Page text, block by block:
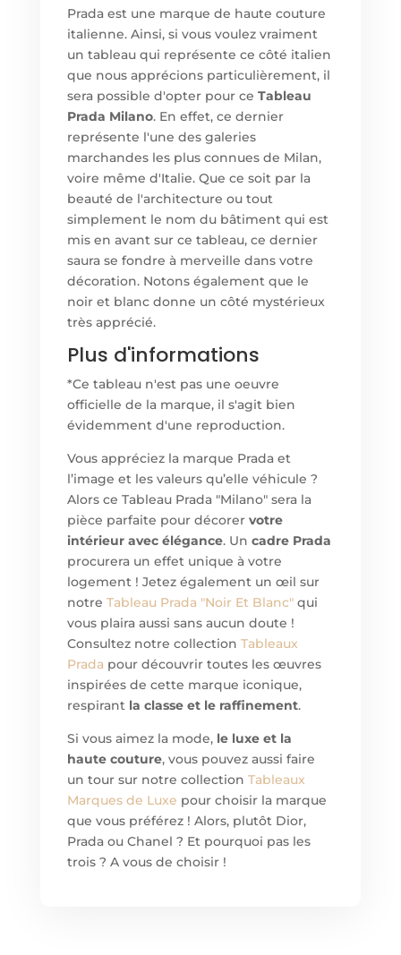
Prada est une marque de haute couture
italienne. Ainsi, si vous voulez vraiment
un tableau qui représente ce côté italien
que nous apprécions particulièrement, il
sera possible d'opter pour ce Tableau
Prada Milano. En effet, ce dernier
représente l'une des galeries
marchandes les plus connues de Milan,
voire même d'Italie. Que ce soit par la
beauté de l'architecture ou tout
simplement le nom du bâtiment qui est
mis en avant sur ce tableau, ce dernier
saura se fondre à merveille dans votre
décoration. Notons également que le
noir et blanc donne un côté mystérieux
très apprécié.
Plus d'informations
*Ce tableau n'est pas une oeuvre
officielle de la marque, il s'agit bien
évidemment d'une reproduction.
Vous appréciez la marque Prada et
l’image et les valeurs qu’elle véhicule ?
Alors ce Tableau Prada "Milano" sera la
pièce parfaite pour décorer votre
intérieur avec élégance. Un cadre Prada
procurera un effet unique à votre
logement ! Jetez également un œil sur
notre Tableau Prada "Noir Et Blanc"qui
vous plaira aussi sans aucun doute !
Consultez notre collection Tableaux
Prada pour découvrir toutes les œuvres
inspirées de cette marque iconique,
respirant la classe et le raffinement.
Si vous aimez la mode, le luxe et la
haute couture, vous pouvez aussi faire
un tour sur notre collection Tableaux
Marques de Luxe pour choisir la marque
que vous préférez ! Alors, plutôt Dior,
Prada ou Chanel ? Et pourquoi pas les
trois ? A vous de choisir !